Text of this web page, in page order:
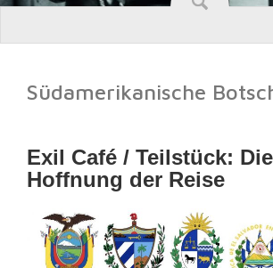
Südamerikanische
Exil Café / Teilstück: Die
Hoffnung der Reise